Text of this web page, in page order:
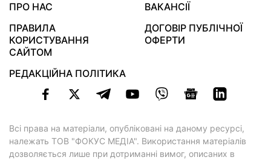
ПРО НАС
ВАКАНСІЇ
ПРАВИЛА
КОРИСТУВАННЯ
САЙТОМ
ДОГОВІР ПУБЛІЧНОЇ
ОФЕРТИ
РЕДАКЦІЙНА ПОЛІТИКА
Всі права на матеріали, опубліковані на даному ресурсі,
належать ТОВ "ФОКУС МЕДІА". Використання матеріалів
дозволяється лише при дотриманні вимог, описаних в